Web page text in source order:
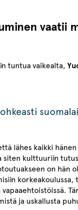
vaatii
tuntua vaikealta,
lähes kaikki hänen
siten kulttuuriin
on hän
korkeakoulussa,
ja uskallusta